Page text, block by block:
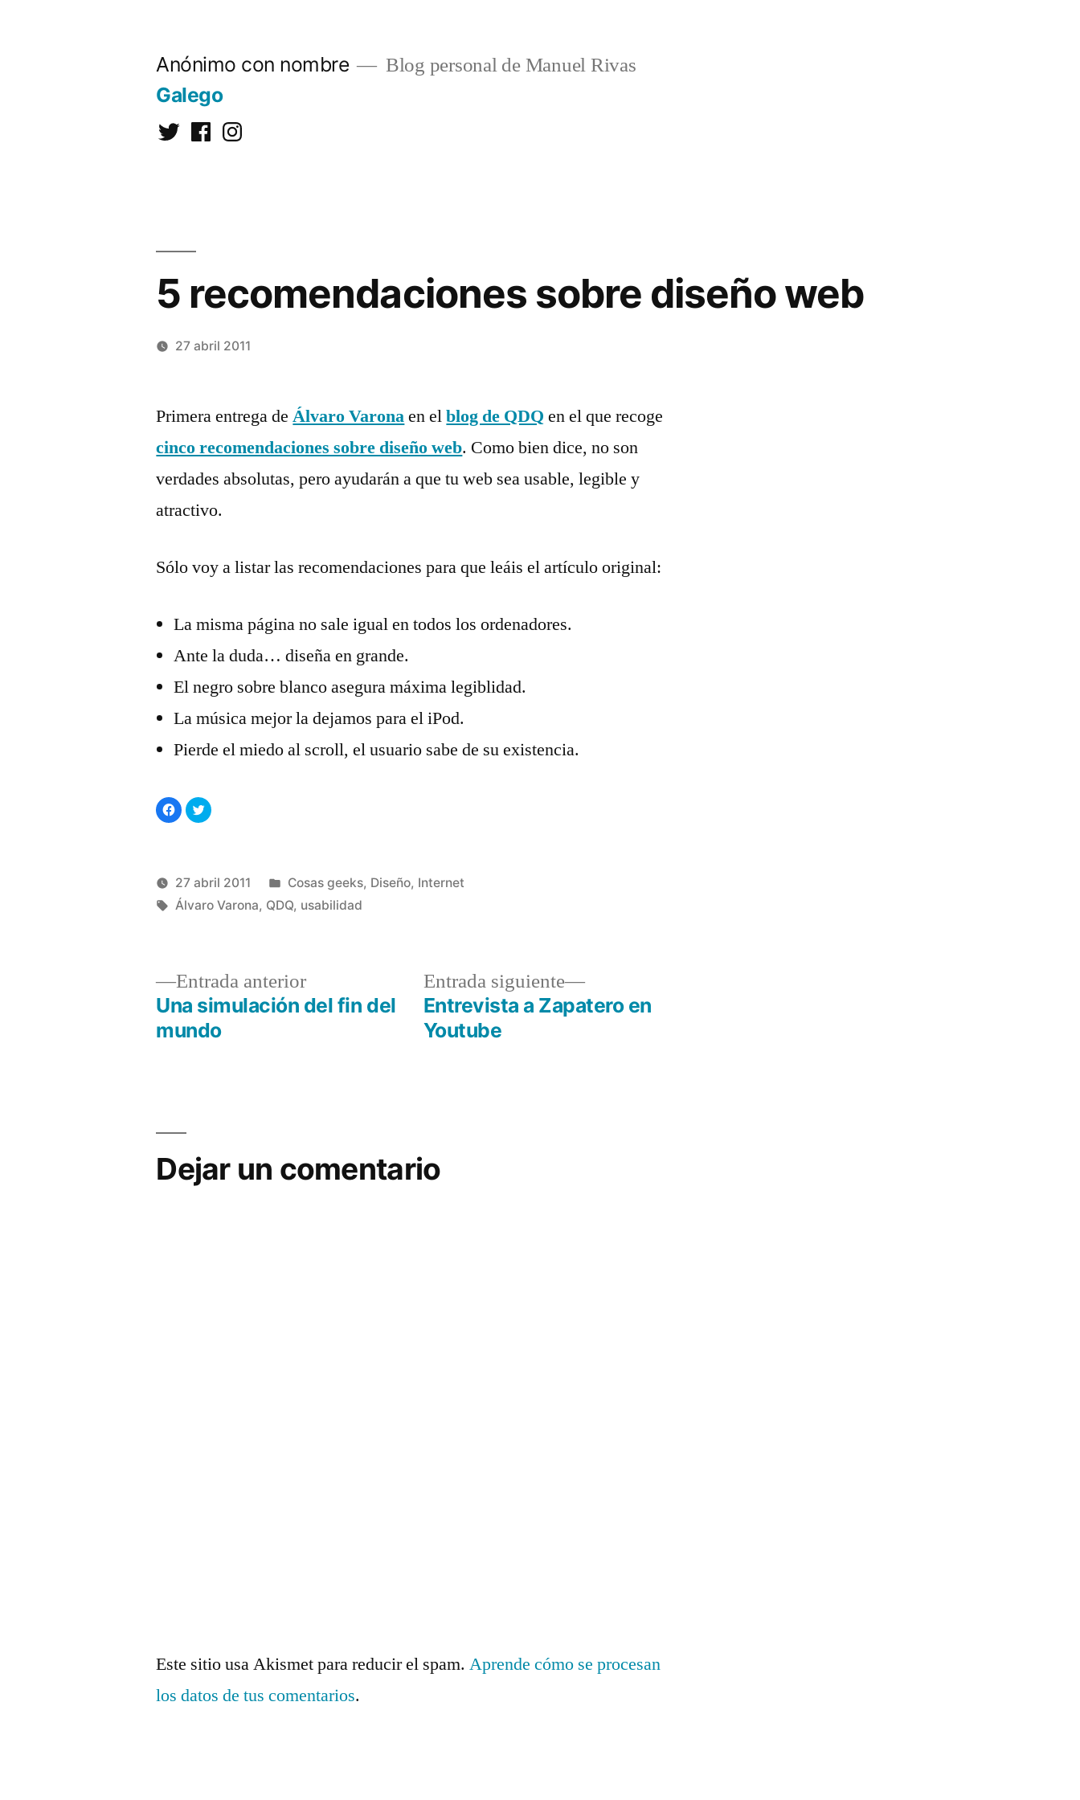
Anónimo con nombre Blog personal de Manuel Rivas
Galego
TwitterFacebookInstagram
5 recomendaciones sobre diseño web
Álvarez
27 abril 2011
comentario
en
5
web
Primera entrega deÁlvaro Varonaen elblog de QDQ en el que recoge
cinco recomendaciones sobre diseño web. Como bien dice, no son
verdades absolutas, pero ayudarán a que tu web sea usable, legible y
atractivo.
Sólo voy a listar las recomendaciones para que leáis el artículo original:
La misma página no sale igual en todos los ordenadores.
Ante la duda… diseña en grande.
El negro sobre blanco asegura máxima legiblidad.
La música mejor la dejamos para el iPod.
Pierde el miedo al scroll, el usuario sabe de su existencia.
Haz
clic
para
abre
en
ventana
nueva)
Haz
clic
abre
en
ventana
nueva)
Publicado
Manuel
27 abril 2011
Publicado
en
Cosas geeks, Diseño, Internet
Etiquetas:
Álvaro Varona, QDQ, usabilidad
Navegación
entradas
Entrada anteriorEntrada
anterior:
Una simulación del fin del
mundo
Entrada siguiente
Entrada
siguiente:
Entrevista a Zapatero en
Youtube
Dejar un comentario
Este sitio usa Akismet para reducir el spam.Aprende cómo se procesan
los datos de tus comentarios.